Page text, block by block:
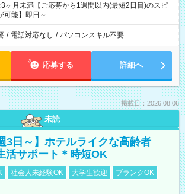
ヶ月未満【ご応募から1週間以内(最短2日目)のスピ
可能】即日～
/ 電話対応なし / パソコンスキル不要
応募する 詳細へ
掲載日：2026.08.06
未読
3日～】ホテルライクな高齢者
活サポート＊時短OK
社会人未経験OK 大学生歓迎
ブランクOK